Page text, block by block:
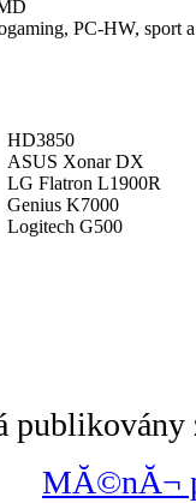
PC-HW, sport
HD3850
ASUS Xonar DX
LG Flatron L1900R
Genius K7000
Logitech G500
publikovány
MĂ©nĂ¬